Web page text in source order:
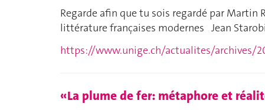
Regarde afin que tu sois regardé par Martin
littérature françaises modernes Jean
https://www.unige.ch/actualites/archives/
«La plume de fer: métaphore et